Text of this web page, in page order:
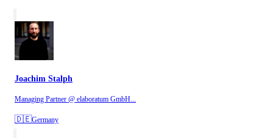
Joachim Stalph
Managing Partner @ elaboratum GmbH...
🇩🇪Germany